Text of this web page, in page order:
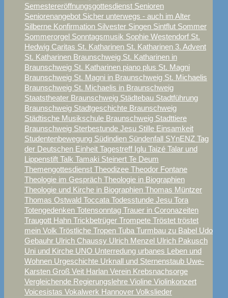
Semestereröffnungsgottesdienst Senioren
Seniorenangebot Sicher unterwegs - auch im Alter
Silberne Konfirmation Silvester Singen Sintflut Sommer
Sommerorgel Sonntagsmusik Sophie Westendorf St.
Hedwig Caritas St. Katharinen St. Katharinen 3. Advent
St. Katharinen Braunschweig St. Katharinen in
Braunschweig St. Katharinen piano plus St. Magni
Braunschweig St. Magni in Braunschweig St. Michaelis
Braunschweig St. Michaelis in Braunschweig
Staatstheater Braunschweig Städtebau Stadtführung
Braunschweig Stadtgeschichte Braunschweig
Städtische Musikschule Braunschweig Stadttiere
Braunschweig Sterbestunde Jesu Stille Einsamkeit
Studentenbewegung Südindien Sündenfall SYnENZ Tag
der Deutschen Einheit Tagestreff Iglu Taizé Talar und
Lippenstift Talk Tamaki Steinert Te Deum
Themengottesdienst Theodizee Theodor Fontane
Theologie im Gespräch Theologie in Biographien
Theologie und Kirche in Biographien Thomas Müntzer
Thomas Ostwald Toccata Todesstunde Jesu Tora
Totengedenken Totensonntag Trauer in Coronazeiten
Traugott Hahn Trickbetrüger Trompete Tröstet tröstet
mein Volk Tröstliche Tropen Tuba Turmbau zu Babel Udo
Gebauhr Ulrich Chaussy Ulrich Menzel Ulrich Pakusch
Uni und Kirche UNO Unterredung urbanes Leben und
Wohnen Urgeschichte Urknall und Sternenstaub Uwe-
Karsten Groß Veit Harlan Verein Krebsnachsorge
Vergleichende Regierungslehre Violine Violinkonzert
Voicesistas Vokalwerk Hannover Volkslieder